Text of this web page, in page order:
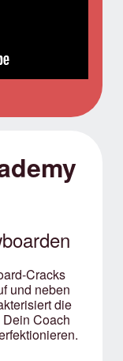
Cracks
und neben
die
Coach